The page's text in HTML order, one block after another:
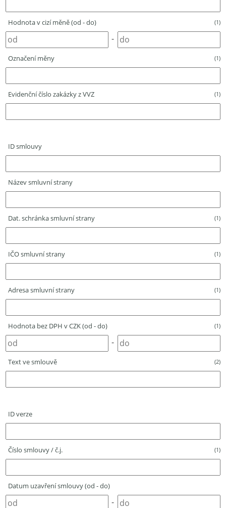
Hodnota v cizí měně (od - do) (1)
-
Označení měny (1)
Evidenční číslo zakázky z VVZ (1)
ID smlouvy
Název smluvní strany
Dat. schránka smluvní strany (1)
IČO smluvní strany (1)
Adresa smluvní strany (1)
Hodnota bez DPH v CZK (od - do) (1)
-
Text ve smlouvě (2)
ID verze
Číslo smlouvy / č.j. (1)
Datum uzavření smlouvy (od - do)
-